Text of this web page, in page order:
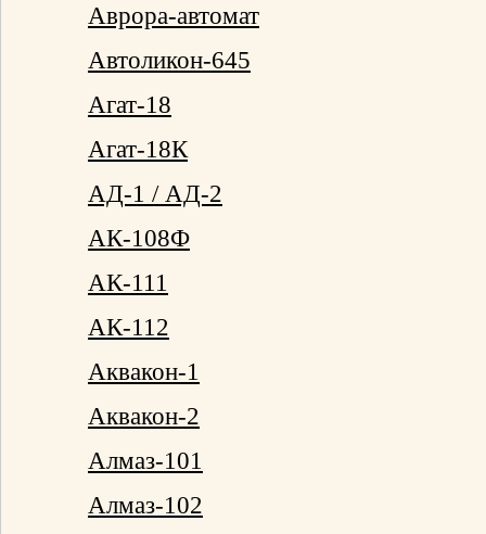
Аврора-автомат
Автоликон-645
Агат-18
Агат-18К
АД-1 / АД-2
АК-108Ф
АК-111
АК-112
Аквакон-1
Аквакон-2
Алмаз-101
Алмаз-102